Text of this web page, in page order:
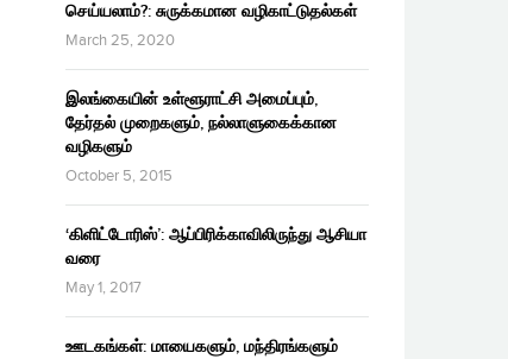
செய்யலாம்?: சுருக்கமான வழிகாட்டுதல்கள்
March 25, 2020
இலங்கையின் உள்ளூராட்சி அமைப்பும்,
தேர்தல் முறைகளும், நல்லாளுகைக்கான
வழிகளும்
October 5, 2015
‘கிளிட்டோரிஸ்’: ஆப்பிரிக்காவிலிருந்து ஆசியா
வரை
May 1, 2017
ஊடகங்கள்: மாயைகளும், மந்திரங்களும்